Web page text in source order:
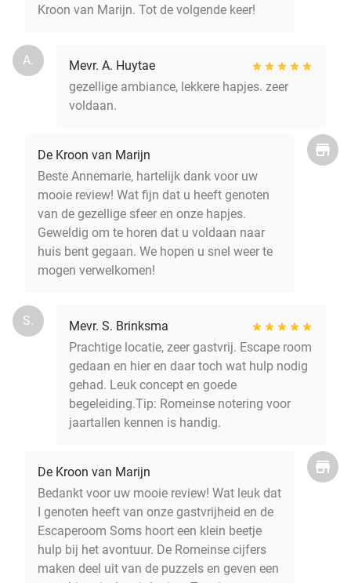
Kroon van Marijn. Tot de volgende keer!
A.
Mevr. A. Huytae
gezellige ambiance, lekkere hapjes. zeer
voldaan.
De Kroon van Marijn
Beste Annemarie, hartelijk dank voor uw
mooie review! Wat fijn dat u heeft genoten
van de gezellige sfeer en onze hapjes.
Geweldig om te horen dat u voldaan naar
huis bent gegaan. We hopen u snel weer te
mogen verwelkomen!
S.
Mevr. S. Brinksma
Prachtige locatie, zeer gastvrij. Escape room
gedaan en hier en daar toch wat hulp nodig
gehad. Leuk concept en goede
begeleiding.Tip: Romeinse notering voor
jaartallen kennen is handig.
De Kroon van Marijn
Bedankt voor uw mooie review! Wat leuk dat
I genoten heeft van onze gastvrijheid en de
Escaperoom Soms hoort een klein beetje
hulp bij het avontuur. De Romeinse cijfers
maken deel uit van de puzzels en geven een